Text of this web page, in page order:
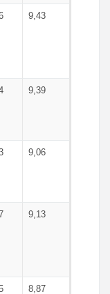
9,43
9,39
9,06
9,13
8,87